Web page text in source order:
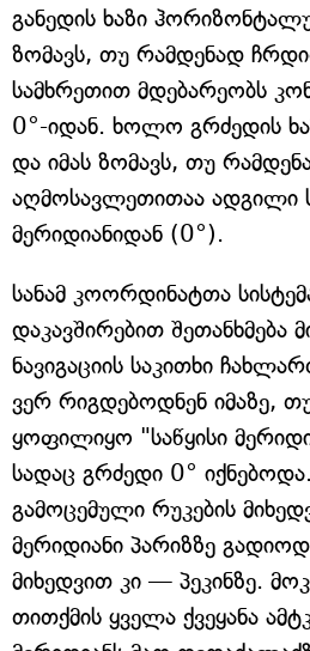
განედის ხაზი
ზომავს, თუ რამდენად
სამხრეთით მდებარეობს
0°-იდან. ხოლო გრძედის
და იმას ზომავს, თუ
აღმოსავლეთითაა ადგილი
მერიდიანიდან (0°).
სანამ კოორდინატთა
დაკავშირებით შეთანხმება
ნავიგაციის საკითხი
ვერ რიგდებოდნენ იმაზე,
ყოფილიყო "საწყისი
სადაც გრძედი 0°
გამოცემული რუკების
მერიდიანი პარიზზე
მიხედვით კი — პეკინზე.
თითქმის ყველა ქვეყანა